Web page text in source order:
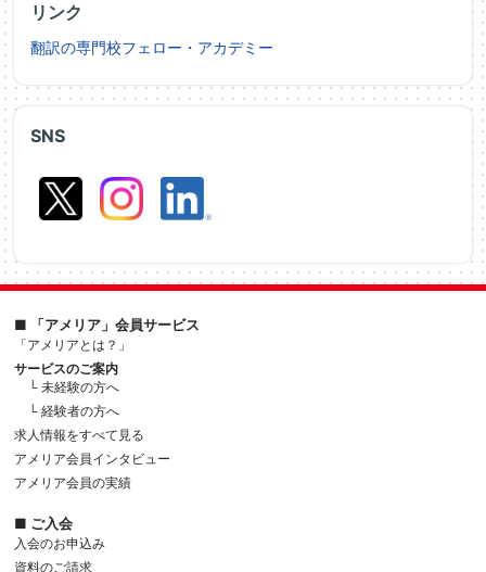
SNS
リンク
翻訳の専門校フェロー・アカデミー
■ 「アメリア」会員サービス
「アメリアとは？」
サービスのご案内
└ 未経験の方へ
└ 経験者の方へ
求人情報をすべて見る
アメリア会員インタビュー
アメリア会員の実績
■ ご入会
入会のお申込み
資料のご請求